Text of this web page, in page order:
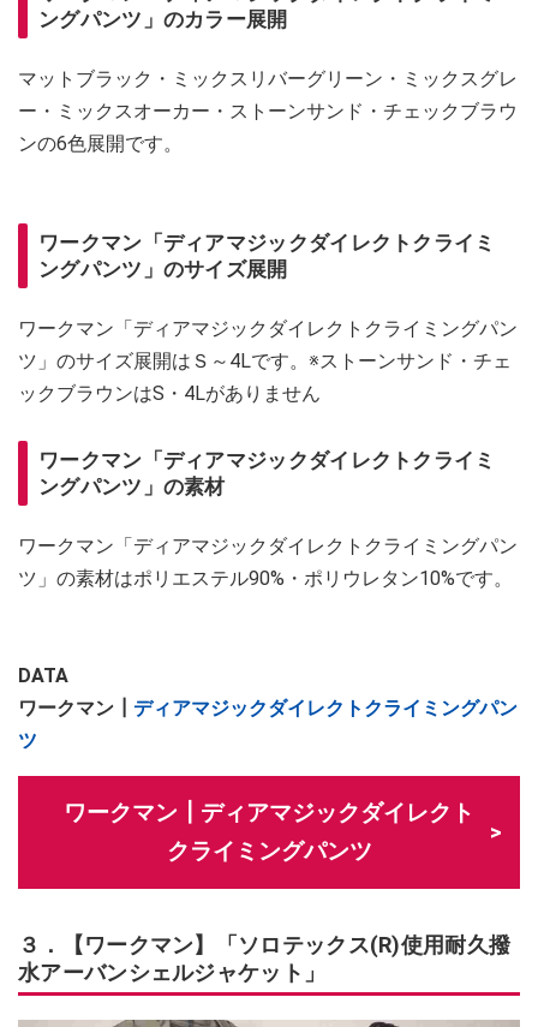
ングパンツ」のカラー展開
マットブラック・ミックスリバーグリーン・ミックスグレ
ー・ミックスオーカー・ストーンサンド・チェックブラウ
ンの6色展開です。
ワークマン「ディアマジックダイレクトクライミ
ングパンツ」のサイズ展開
ワークマン「ディアマジックダイレクトクライミングパン
ツ」のサイズ展開はＳ～4Lです。※ストーンサンド・チェ
ックブラウンはS・4Lがありません
ワークマン「ディアマジックダイレクトクライミ
ングパンツ」の素材
ワークマン「ディアマジックダイレクトクライミングパン
ツ」の素材はポリエステル90%・ポリウレタン10%です。
DATA
ワークマン┃ ディアマジックダイレクトクライミングパン
ツ
ワークマン┃ディアマジックダイレクト
クライミングパンツ
３．【ワークマン】「ソロテックス(R)使用耐久撥
水アーバンシェルジャケット」